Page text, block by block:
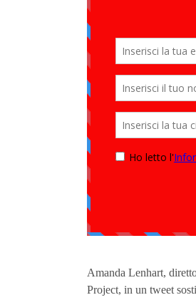
Amanda Lenhart,
Project, in un tweet